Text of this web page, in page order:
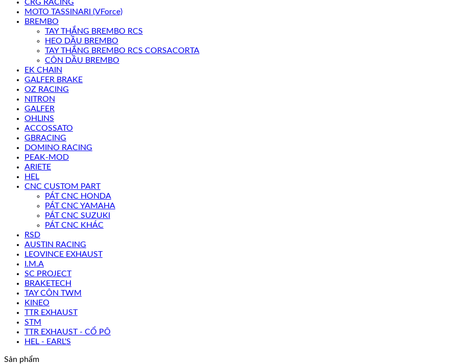
CRG RACING
MOTO TASSINARI (VForce)
BREMBO
TAY THẮNG BREMBO RCS
HEO DẦU BREMBO
TAY THẮNG BREMBO RCS CORSACORTA
CÔN DẦU BREMBO
EK CHAIN
GALFER BRAKE
OZ RACING
NITRON
GALFER
OHLINS
ACCOSSATO
GBRACING
DOMINO RACING
PEAK-MOD
ARIETE
HEL
CNC CUSTOM PART
PÁT CNC HONDA
PÁT CNC YAMAHA
PÁT CNC SUZUKI
PÁT CNC KHÁC
RSD
AUSTIN RACING
LEOVINCE EXHAUST
I.M.A
SC PROJECT
BRAKETECH
TAY CÔN TWM
KINEO
TTR EXHAUST
STM
TTR EXHAUST - CỔ PÔ
HEL - EARL'S
Sản phẩm